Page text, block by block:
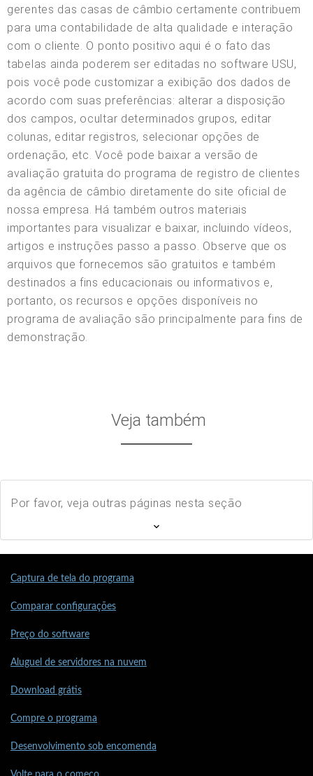
gerentes das casas de câmbio certamente contribuem
para uma contabilidade de alta qualidade e interação
com o cliente. O ponto positivo aqui é o fato das
tabelas ainda poderem ser editadas no software USU,
pois você pode customizar a exibição dos dados de
acordo com suas preferências: alterar a disposição
dos campos, ocultar determinados grupos, editar
colunas, editar registros, selecionar opções de
ordenação, etc. Você pode baixar a versão de
avaliação gratuita do programa de registro de clientes
da agência de câmbio diretamente do site oficial de
nossa empresa. Há também outros materiais
importantes para visualizar e baixar, incluindo vídeos,
artigos e instruções passo a passo. Observe que os
arquivos que fornecemos são gratuitos e também
destinados a fins educacionais ou informativos e,
portanto, os recursos e opções disponíveis no
programa de avaliação são principalmente para fins de
demonstração.
Veja também
Por favor, veja outras páginas nesta seção
Captura de tela do programa
Comparar configurações
Preço do software
Aluguel de servidores na nuvem
Download grátis
Compre o programa
Desenvolvimento sob encomenda